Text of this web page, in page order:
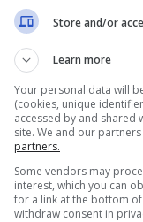
Raphinha,
(A), 51′
Diaz, 54′
Store and/or
Learn more
Your personal data will
(cookies, unique
accessed by and shared
site. We and our
partners.
Some vendors may
interest, which you can
for a link at the bottom
withdraw consent in